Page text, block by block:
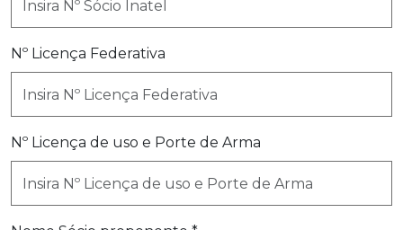
Nº Licença Federativa
Nº Licença de uso e Porte de Arma